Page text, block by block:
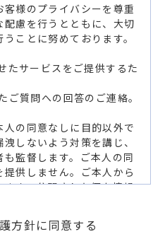
様のプライバシーを尊重
慮を行うとともに、大切
ことに努めております。
たサービスをご提供するた
質問への回答のご連絡。
の同意なしに目的以外で
しないよう対策を講じ、
監督します。ご本人の同
供しません。ご本人から
す。公開された個人情報
対し、適切・迅速に対処
方針に同意する